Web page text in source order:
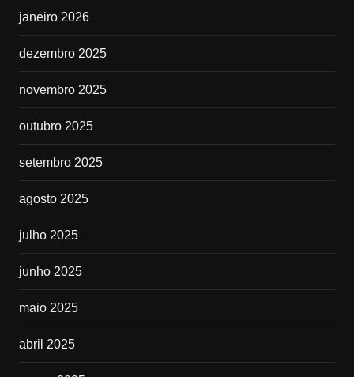
janeiro 2026
dezembro 2025
novembro 2025
outubro 2025
setembro 2025
agosto 2025
julho 2025
junho 2025
maio 2025
abril 2025